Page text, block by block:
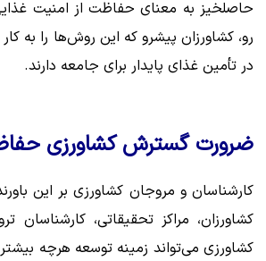
حاصلخیز به معنای حفاظت از امنیت
رو، کشاورزان پیشرو که این روش‌ها را به
در تأمین غذای پایدار برای جامعه دارند.
ضرورت گسترش کشاورزی
کارشناسان و مروجان کشاورزی بر این
کشاورزان، مراکز تحقیقاتی،
کشاورزی می‌تواند زمینه توسعه هرچه